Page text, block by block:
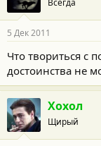
Всегда
5 Дек 2011
Что твориться с
достоинства не
Хохол
Щирый